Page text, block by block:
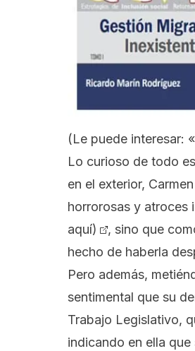
(Le puede interesar:
Lo curioso de todo
en el exterior,
horrorosas y atroces
aquí)
, sino que
hecho de haberla
Pero además,
sentimental que su
Trabajo Legislativo,
indicando en ella